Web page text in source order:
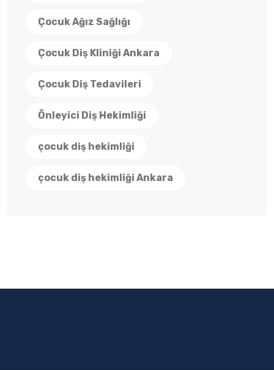
Çocuk Ağız Sağlığı
Çocuk Diş Kliniği Ankara
Çocuk Diş Tedavileri
Önleyici Diş Hekimliği
çocuk diş hekimliği
çocuk diş hekimliği Ankara